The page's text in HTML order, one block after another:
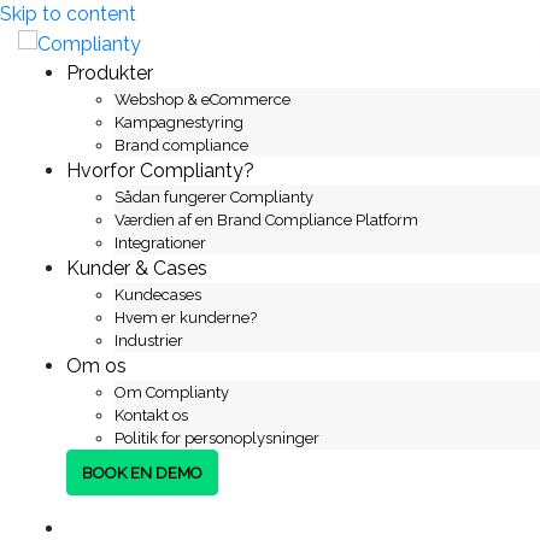
Skip to content
Produkter
Webshop & eCommerce
Kampagnestyring
Brand compliance
Hvorfor Complianty?
Sådan fungerer Complianty
Værdien af en Brand Compliance Platform
Integrationer
Kunder & Cases
Kundecases
Hvem er kunderne?
Industrier
Om os
Om Complianty
Kontakt os
Politik for personoplysninger
BOOK EN DEMO